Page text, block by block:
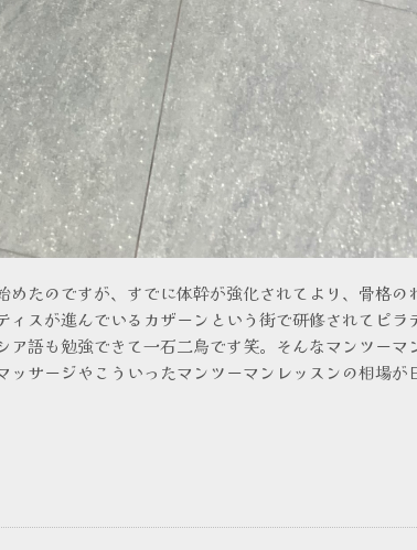
のですが、すでに体幹が強化されてより、骨格の
スが進んでいるカザーンという街で研修されてピ
語も勉強できて一石二鳥です笑。そんなマンツー
サージやこういったマンツーマンレッスンの相場が